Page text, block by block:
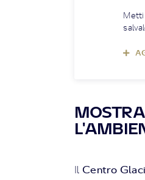
Metti
Il Centro